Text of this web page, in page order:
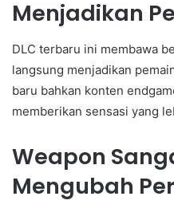
Menjadikan
DLC terbaru ini membawa
langsung menjadikan
baru bahkan konten
memberikan sensasi yang
Weapon
Mengubah